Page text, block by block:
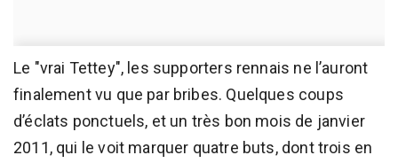
Le "vrai Tettey", les supporters rennais ne l’auront
finalement vu que par bribes. Quelques coups
d’éclats ponctuels, et un très bon mois de janvier
2011, qui le voit marquer quatre buts, dont trois en